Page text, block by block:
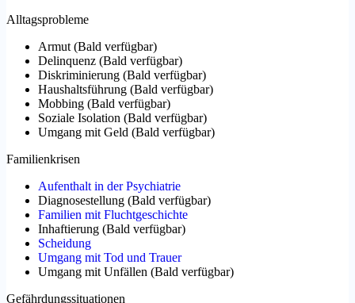
Alltagsprobleme
Armut (Bald verfügbar)
Delinquenz (Bald verfügbar)
Diskriminierung (Bald verfügbar)
Haushaltsführung (Bald verfügbar)
Mobbing (Bald verfügbar)
Soziale Isolation (Bald verfügbar)
Umgang mit Geld (Bald verfügbar)
Familienkrisen
Aufenthalt in der Psychiatrie
Diagnosestellung (Bald verfügbar)
Familien mit Fluchtgeschichte
Inhaftierung (Bald verfügbar)
Scheidung
Umgang mit Tod und Trauer
Umgang mit Unfällen (Bald verfügbar)
Gefährdungssituationen